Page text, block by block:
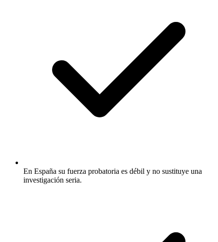
En España su fuerza probatoria es débil y no sustituye una
investigación seria.